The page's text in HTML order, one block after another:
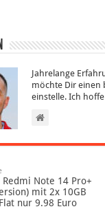
Jahrelange
möchte Dir einen
einstelle. Ich
Redmi Note 14 Pro+
mit 2x 10GB
nur 9.98 Euro